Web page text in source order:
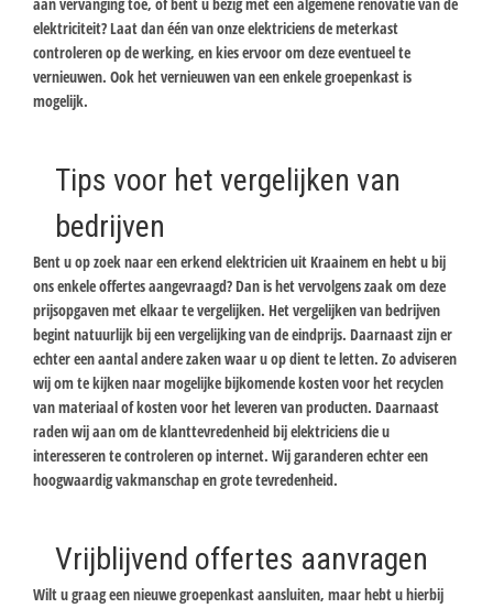
elektriciteit? Laat dan één van onze elektriciens de meterkast
controleren op de werking, en kies ervoor om deze eventueel te
vernieuwen. Ook het vernieuwen van een enkele groepenkast is
mogelijk.
Tips voor het vergelijken van
bedrijven
Bent u op zoek naar een erkend elektricien uit Kraainem en hebt u bij
ons enkele offertes aangevraagd? Dan is het vervolgens zaak om deze
prijsopgaven met elkaar te vergelijken. Het vergelijken van bedrijven
begint natuurlijk bij een vergelijking van de eindprijs. Daarnaast zijn er
echter een aantal andere zaken waar u op dient te letten. Zo adviseren
wij om te kijken naar mogelijke bijkomende kosten voor het recyclen
van materiaal of kosten voor het leveren van producten. Daarnaast
raden wij aan om de klanttevredenheid bij elektriciens die u
interesseren te controleren op internet. Wij garanderen echter een
hoogwaardig vakmanschap en grote tevredenheid.
Vrijblijvend offertes aanvragen
Wilt u graag een nieuwe groepenkast aansluiten, maar hebt u hierbij